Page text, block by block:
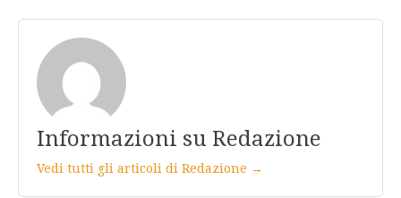
Informazioni su Redazione
Vedi tutti gli articoli di Redazione →